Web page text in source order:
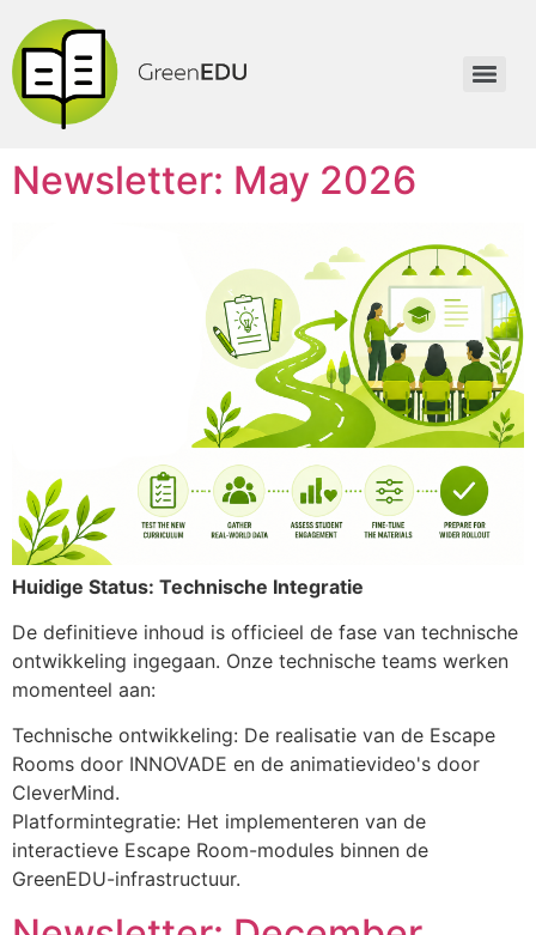
Newsletter: May 2026
Huidige Status: Technische Integratie
De definitieve inhoud is officieel de fase van technische
ontwikkeling ingegaan. Onze technische teams werken
momenteel aan:
Technische ontwikkeling: De realisatie van de Escape
Rooms door INNOVADE en de animatievideo's door
CleverMind.
Platformintegratie: Het implementeren van de
interactieve Escape Room-modules binnen de
GreenEDU-infrastructuur.